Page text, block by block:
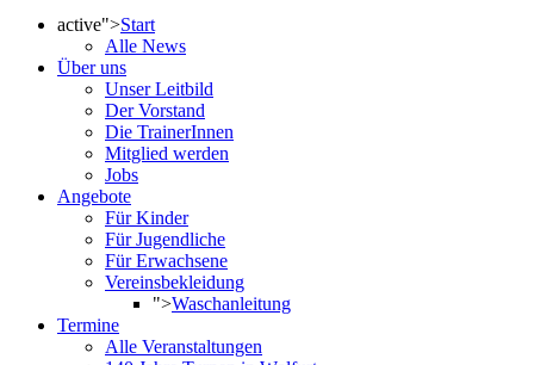
active">Start
Alle News
Über uns
Unser Leitbild
Der Vorstand
Die TrainerInnen
Mitglied werden
Jobs
Angebote
Für Kinder
Für Jugendliche
Für Erwachsene
Vereinsbekleidung
">Waschanleitung
Termine
Alle Veranstaltungen